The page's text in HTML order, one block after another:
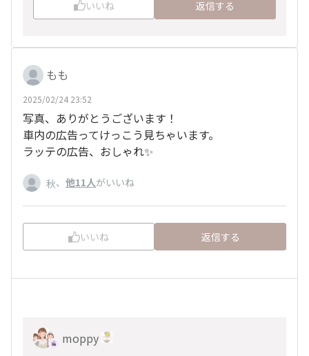
いいね 返信する
もも
2025/02/24 23:52
写真、ありがとうございます！
車内の広告ってけっこう見ちゃいます。
ラッテの広告、おしゃれ✨️
秋、 他11人がいいね
いいね 返信する
moppy